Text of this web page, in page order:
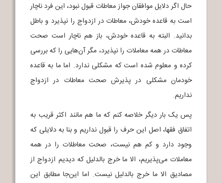
حال اگر دلایل موافقان جواز معاطات قبول نبود، این فرد ناچار
است به قاعده خودش، معاطات در ازدواج را نپذیرد و باطل
بدانید. البته به قاعده خودش، باز هم ناچار است صحت
معاطات در همه معاملات را نپذیرد، مگر آن‌هایی را که بررسی
کرده و معلوم شده است که مشکلی ندارد. اما ما به قاعده
خودمان مشکلی در پذیرش صحت معاطات در ازدواج
نداریم.
پس یک بار دیگر خلاصه کنم که ما هم مانند اکثر قریب به
اتفاق فقها، اصل این حرف را قبول نداریم و بنا به دلایلی که
وجود دارد و کم هم نیست، صحت معاطلات را در همه
معاملات می‌پذیریم، الا ما خرج بالدلیل که دیدیم ازدواج از
مصادیق الا ما خرج بالدلیل نیست. اما این‌جا مطابق این